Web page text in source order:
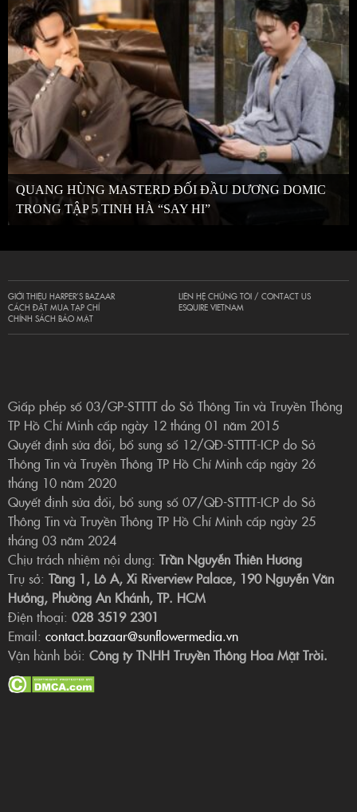
QUANG HÙNG MASTERD ĐỐI ĐẦU DƯƠNG DOMIC
TRONG TẬP 5 TINH HÀ “SAY HI”
GIỚI THIỆU HARPER’S BAZAAR
CÁCH ĐẶT MUA TẠP CHÍ
CHÍNH SÁCH BẢO MẬT
LIÊN HỆ CHÚNG TÔI / CONTACT US
ESQUIRE VIETNAM
Giấp phép số 03/GP-STTTT do Sở Thông Tin và Truyền Thông
TP Hồ Chí Minh cấp ngày 12 tháng 01 năm 2015
Quyết định sửa đổi, bổ sung số 12/QĐ-STTTT-ICP do Sở
Thông Tin và Truyền Thông TP Hồ Chí Minh cấp ngày 26
tháng 10 năm 2020
Quyết định sửa đổi, bổ sung số 07/QĐ-STTTT-ICP do Sở
Thông Tin và Truyền Thông TP Hồ Chí Minh cấp ngày 25
tháng 03 năm 2024
Chịu trách nhiệm nội dung: Trần Nguyễn Thiên Hương
Trụ sở: Tầng 1, Lô A, Xi Riverview Palace, 190 Nguyễn Văn
Hưởng, Phường An Khánh, TP. HCM
Điện thoại: 028 3519 2301
Email: contact.bazaar@sunflowermedia.vn
Vận hành bởi: Công ty TNHH Truyền Thông Hoa Mặt Trời.